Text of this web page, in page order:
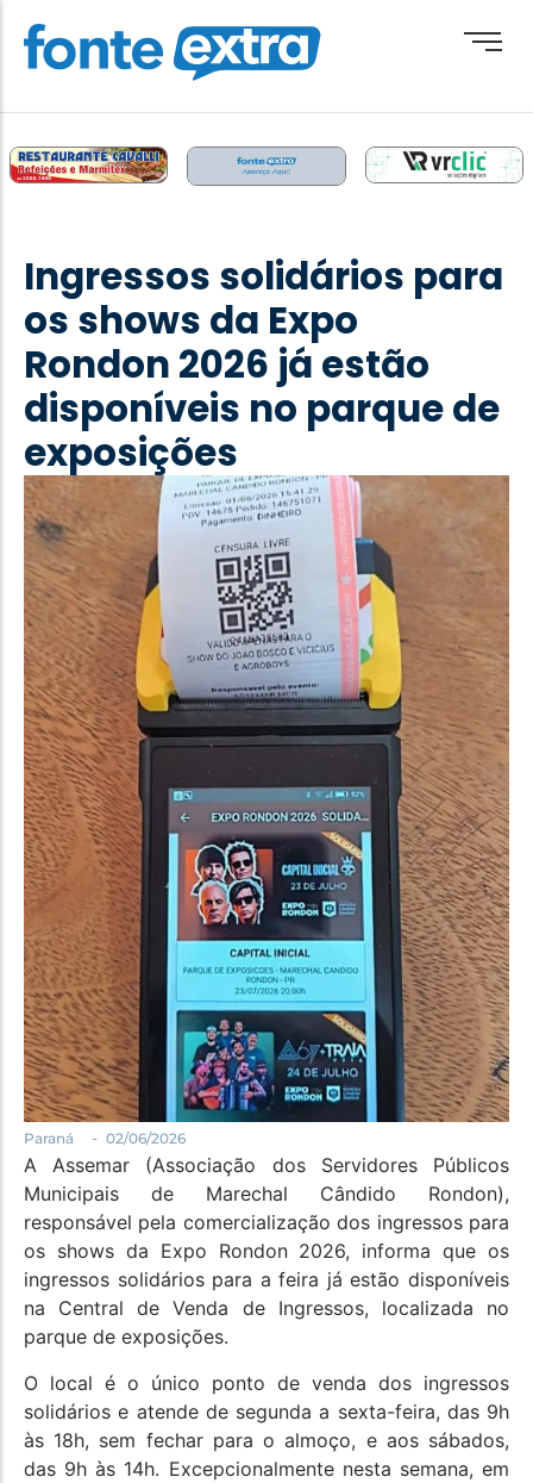
Destaque
Esporte
Geral
Obituário
Paraguai
Paraná
Política
Santa Helena e Região
Saúde e Bem-Estar
Ingressos solidários para
os shows da Expo
Rondon 2026 já estão
disponíveis no parque de
exposições
Paraná - 02/06/2026
A Assemar (Associação dos Servidores Públicos
Municipais de Marechal Cândido Rondon),
responsável pela comercialização dos ingressos para
os shows da Expo Rondon 2026, informa que os
ingressos solidários para a feira já estão disponíveis
na Central de Venda de Ingressos, localizada no
parque de exposições.
O local é o único ponto de venda dos ingressos
solidários e atende de segunda a sexta-feira, das 9h
às 18h, sem fechar para o almoço, e aos sábados,
das 9h às 14h. Excepcionalmente nesta semana, em